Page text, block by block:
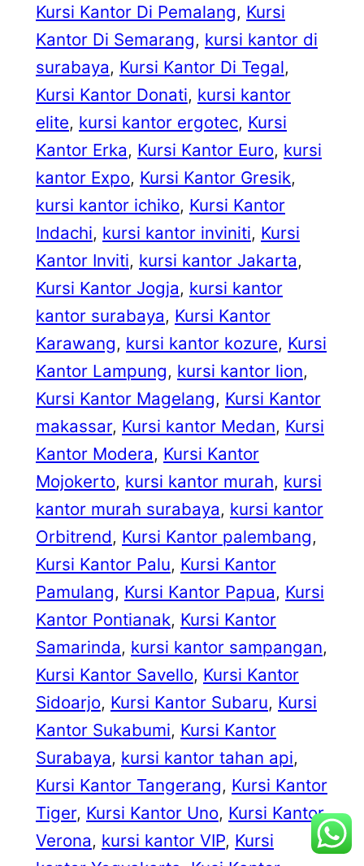
Kursi Kantor Di Pemalang, Kursi
Kantor Di Semarang, kursi kantor di
surabaya, Kursi Kantor Di Tegal
Kursi Kantor Donati, kursi kantor
elite, kursi kantor ergotec, Kursi
Kantor Erka, Kursi Kantor Euro, kursi
kantor Expo, Kursi Kantor Gresik
kursi kantor ichiko, Kursi Kantor
Indachi, kursi kantor inviniti, Kursi
Kantor Inviti, kursi kantor Jakarta
Kursi Kantor Jogja, kursi kantor
kantor surabaya, Kursi Kantor
Karawang, kursi kantor kozure, Kursi
Kantor Lampung, kursi kantor lion
Kursi Kantor Magelang, Kursi Kantor
makassar, Kursi kantor Medan, Kursi
Kantor Modera, Kursi Kantor
Mojokerto, kursi kantor murah, kursi
kantor murah surabaya, kursi kantor
Orbitrend, Kursi Kantor palembang
Kursi Kantor Palu, Kursi Kantor
Pamulang, Kursi Kantor Papua, Kursi
Kantor Pontianak, Kursi Kantor
Samarinda, kursi kantor sampangan
Kursi Kantor Savello, Kursi Kantor
Sidoarjo, Kursi Kantor Subaru, Kursi
Kantor Sukabumi, Kursi Kantor
Surabaya, kursi kantor tahan api
Kursi Kantor Tangerang, Kursi Kantor
Tiger, Kursi Kantor Uno, Kursi Kantor
Verona, kursi kantor VIP, Kursi